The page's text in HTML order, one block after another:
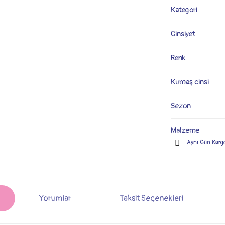
Kategori
Cinsiyet
Renk
Kumaş cinsi
Sezon
Malzeme
Aynı Gün
Yorumlar Taksit Seçenekleri